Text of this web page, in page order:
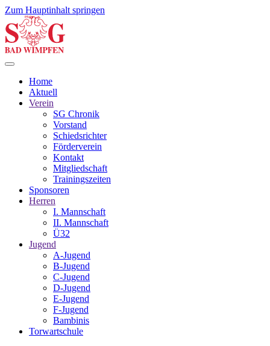
Zum Hauptinhalt springen
Home
Aktuell
Verein
SG Chronik
Vorstand
Schiedsrichter
Förderverein
Kontakt
Mitgliedschaft
Trainingszeiten
Sponsoren
Herren
I. Mannschaft
II. Mannschaft
Ü32
Jugend
A-Jugend
B-Jugend
C-Jugend
D-Jugend
E-Jugend
F-Jugend
Bambinis
Torwartschule